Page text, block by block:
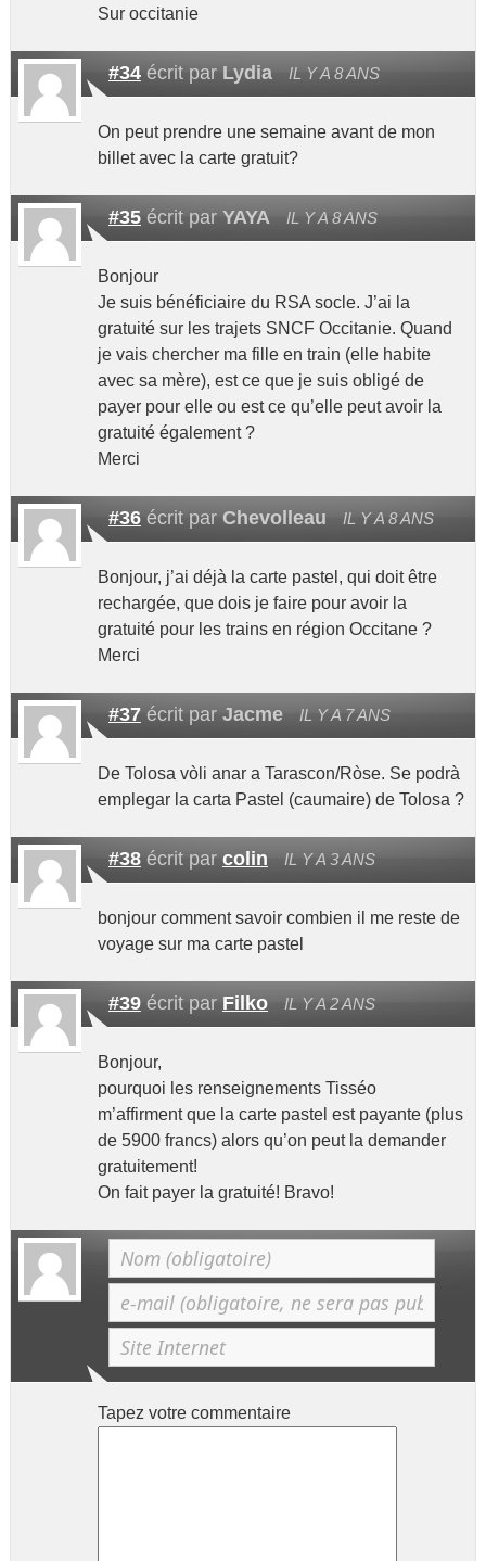
Sur occitanie
#34écrit par Lydia IL Y A 8 ANS
On peut prendre une semaine avant de mon
billet avec la carte gratuit?
#35écrit par YAYA IL Y A 8 ANS
Bonjour
Je suis bénéficiaire du RSA socle. J’ai la
gratuité sur les trajets SNCF Occitanie. Quand
je vais chercher ma fille en train (elle habite
avec sa mère), est ce que je suis obligé de
payer pour elle ou est ce qu’elle peut avoir la
gratuité également ?
Merci
#36écrit par Chevolleau IL Y A 8 ANS
Bonjour, j’ai déjà la carte pastel, qui doit être
rechargée, que dois je faire pour avoir la
gratuité pour les trains en région Occitane ?
Merci
#37écrit par Jacme IL Y A 7 ANS
De Tolosa vòli anar a Tarascon/Ròse. Se podrà
emplegar la carta Pastel (caumaire) de Tolosa ?
#38écrit par colin IL Y A 3 ANS
bonjour comment savoir combien il me reste de
voyage sur ma carte pastel
#39écrit par Filko IL Y A 2 ANS
Bonjour,
pourquoi les renseignements Tisséo
m’affirment que la carte pastel est payante (plus
de 5900 francs) alors qu’on peut la demander
gratuitement!
On fait payer la gratuité! Bravo!
Tapez votre commentaire